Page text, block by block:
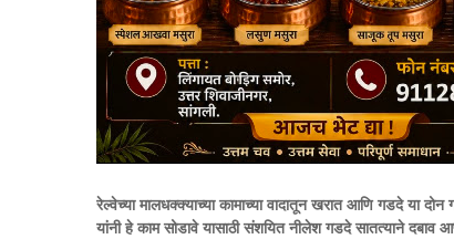
रेल्वेच्या मालधक्क्याच्या कामाच्या वादातून खरात आणि गडदे या
यांनी हे काम सोडावे यासाठी संशयित नीलेश गडदे सातत्याने दबाव